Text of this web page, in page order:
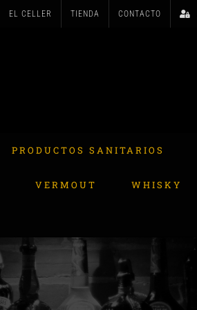
EL CELLER TIENDA CONTACTO
PRODUCTOS SANITARIOS
VERMOUT WHISKY